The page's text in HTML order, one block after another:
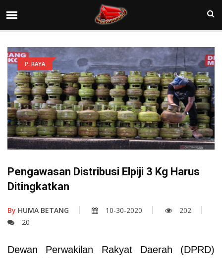
P. RAYA
Pengawasan Distribusi Elpiji 3 Kg Harus
Ditingkatkan
By HUMA BETANG 10-30-2020
202
20
Dewan Perwakilan Rakyat Daerah (DPRD)